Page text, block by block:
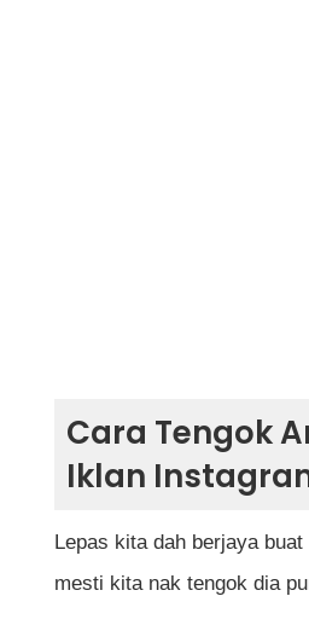
Cara Tengok
Iklan
Lepas kita dah berjaya
mesti kita nak tengok dia